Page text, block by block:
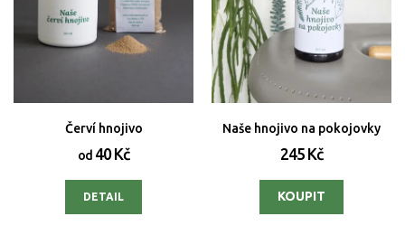
Červí hnojivo
od 40 Kč
DETAIL
Naše hnojivo na pokojovky
245 Kč